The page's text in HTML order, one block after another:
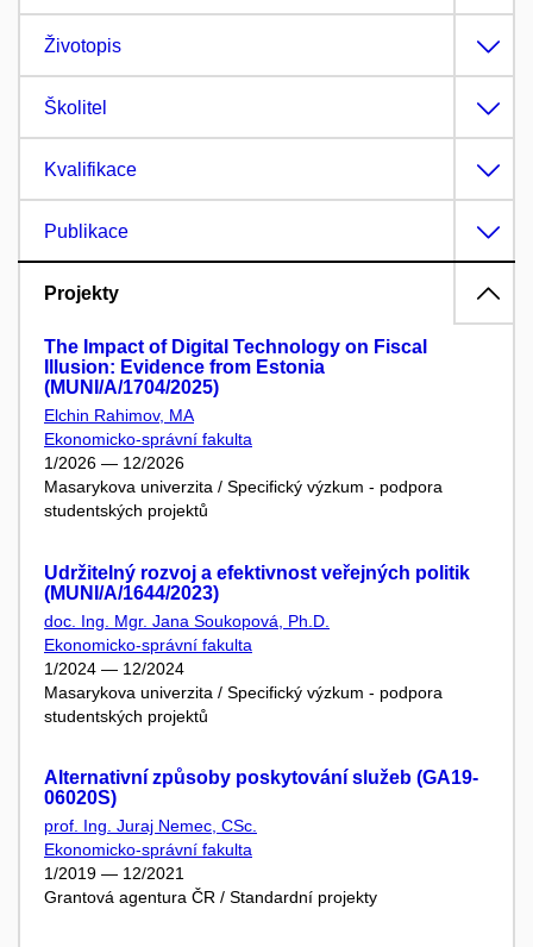
Životopis
Školitel
Kvalifikace
Publikace
Projekty
The Impact of Digital Technology on Fiscal
Illusion: Evidence from Estonia
(MUNI/A/1704/2025)
Elchin Rahimov, MA
Ekonomicko-správní fakulta
1/2026 — 12/2026
Masarykova univerzita / Specifický výzkum - podpora
studentských projektů
Udržitelný rozvoj a efektivnost veřejných politik
(MUNI/A/1644/2023)
doc. Ing. Mgr. Jana Soukopová, Ph.D.
Ekonomicko-správní fakulta
1/2024 — 12/2024
Masarykova univerzita / Specifický výzkum - podpora
studentských projektů
Alternativní způsoby poskytování služeb (GA19-
06020S)
prof. Ing. Juraj Nemec, CSc.
Ekonomicko-správní fakulta
1/2019 — 12/2021
Grantová agentura ČR / Standardní projekty